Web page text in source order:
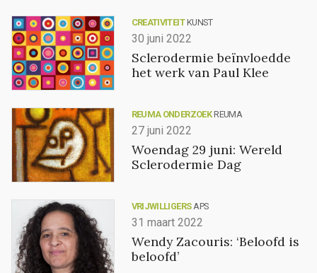
CREATIVITEIT KUNST
30 juni 2022
Sclerodermie beïnvloedde
het werk van Paul Klee
REUMA ONDERZOEK REUMA
27 juni 2022
Woendag 29 juni: Wereld
Sclerodermie Dag
VRIJWILLIGERS APS
31 maart 2022
Wendy Zacouris: ‘Beloofd is
beloofd’